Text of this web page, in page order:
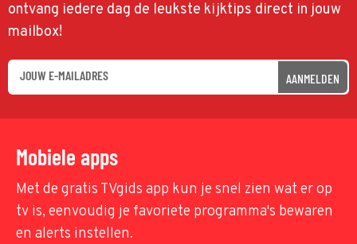
ontvang iedere dag de leukste kijktips direct in jouw
mailbox!
AANMELDEN
Mobiele apps
Met de gratis TVgids app kun je snel zien wat er op
tv is, eenvoudig je favoriete programma's bewaren
en alerts instellen.